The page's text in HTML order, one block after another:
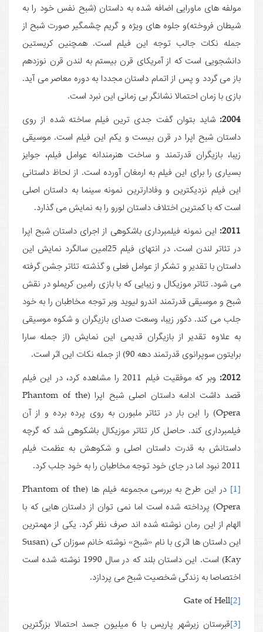
مولفه ­های ماورایی اضافه شده به داستان (شبح نفس خود را به
شیطان فروخته)و جلوه های ویژه و گریم چشمگیر صورت شبح از
جمله نکات جالب توجه این فیلم است. همچنین کریستین
دانشجویی است که از آمریکای قرن بیستم به لندن قرن نوزدهم
باز می گردد و پس از اتمام داستان مجددا به دوره معاصر می آید.
بازی با زمان احتمالا نشانگر بی زمانی این نبرد است.
2004: شاید بتوان گفت جدی ترین فیلم ساخته شده از روی
داستان شبح اپرا در قرن بیست و یکم این فیلم است. موسیقی
زیبا، بازیگران قدرتمند و ساخت هنرمندانه عوامل فیلم، جوایز
بسیاری را برای این فیلم به ارمغان آورده است. از لحاظ داستانی
این فیلم نزدیکترین و وفادارترین نمونه سینما به داستان اصلی
است که با کمترین اختلاف داستان لورو را به نمایش می گذارد.
2011: این نمونه فیلمبرداری باشکوهی از اجرای داستان شبح اپرا
در تئاتر لندن است. در انتهای فیلم 25امین سالگرد نمایش این
داستان با تقدیر و تشکر از عوامل فعلی و گذشته تئاتر جشن گرفته
می شود. تئاتر موزیکال و زیبایی که با بازی رامین کریملو در نقش
شبح و موسیقی قدرتمند اندرو لیوید وبر توجه مخاطبان را به خود
جلب می کند. دکور زیبا، وسعت صدای بازیگران و شکوه موسیقی
به علاوه تقدیر از بازیگران قدیمی این نمایش (از جمله سارا
برایتون سوپرانوی قدرتمند دهه 90) از جمله نکات این اثر است.
2012:
وبر که موفقیت فیلم 2011 را مشاهده کرد، در این فیلم
قصد داشت ادامه داستان اصلی شبح اپرا (Phantom of the
Opera) را این بار در تئاتر ملبورن به روی پرده برده و از آن
فیلمبرداری کند. حاصل کار تئاتر موزیکال باشکوهی شد که گرچه
داستانش به قدرت داستان اصلی و شکوهش به عظمت فیلم
2011 نبود اما در جای خود توجه مخاطبان را به خود جلب کرد.
[1]
در این طرح به بررسی مجموعه فیلم ها (Phantom of the
Opera) پرداخته شده است اما نمی توان از داستان هایی که با
الهام از این رمان نوشته شده اند صرف نظر کرد. یکی از مهمترین
این داستان ها اثری با نام «شبح» نوشته خانم سوزان کی (Susan
Kay) است. این داستان بلند که در سال 1990 نوشته شده است
اختصاصا به زندگی شخصیت شبح می پردازد.
[2]
Gate of Hell
[3]
قبرستان زیرشهر پاریس با 6 میلیون جسد احتمالا بزرگترین